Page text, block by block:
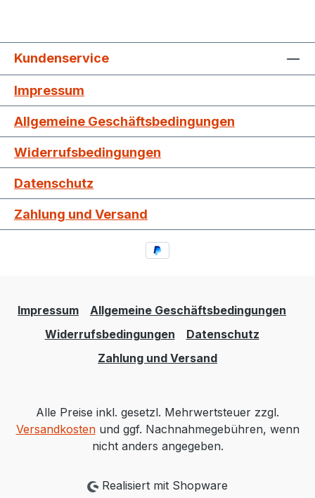
Kundenservice
Impressum
Allgemeine Geschäftsbedingungen
Widerrufsbedingungen
Datenschutz
Zahlung und Versand
Impressum
Allgemeine Geschäftsbedingungen
Widerrufsbedingungen
Datenschutz
Zahlung und Versand
Alle Preise inkl. gesetzl. Mehrwertsteuer zzgl.
Versandkostenund ggf. Nachnahmegebühren, wenn
nicht anders angegeben.
Realisiert mit Shopware